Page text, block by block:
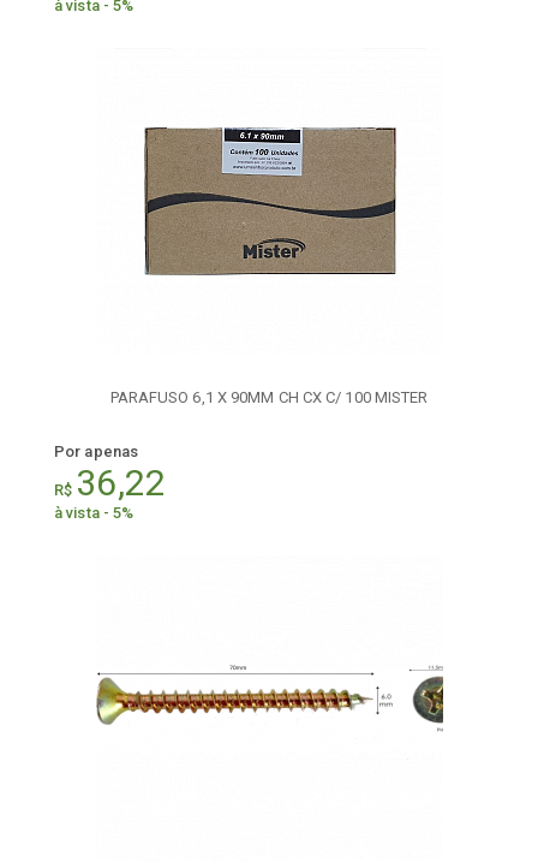
à vista - 5%
PARAFUSO 6,1 X 90MM CH CX C/ 100 MISTER
Por apenas
R$ 36,22
à vista - 5%